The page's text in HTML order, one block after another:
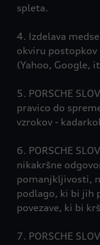
spleta.
4. Izdelava
okviru
(Yahoo, Google,
5. PORSCHE
pravico do
vzrokov -
6. PORSCHE
nikakršne
pomanjkljivosti,
podlago, ki bi jih
povezave, ki bi
7. PORSCHE